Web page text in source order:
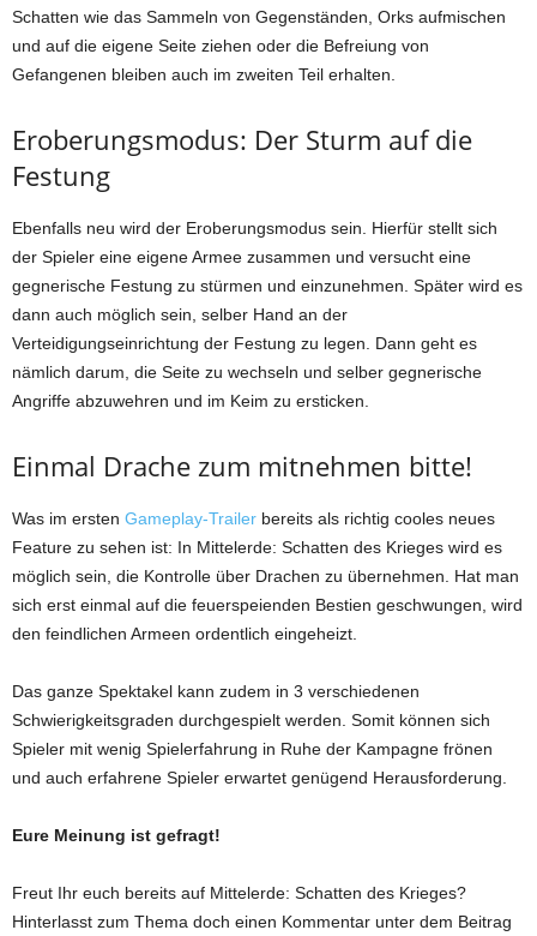
Schatten wie das Sammeln von Gegenständen, Orks aufmischen
und auf die eigene Seite ziehen oder die Befreiung von
Gefangenen bleiben auch im zweiten Teil erhalten.
Eroberungsmodus: Der Sturm auf die
Festung
Ebenfalls neu wird der Eroberungsmodus sein. Hierfür stellt sich
der Spieler eine eigene Armee zusammen und versucht eine
gegnerische Festung zu stürmen und einzunehmen. Später wird es
dann auch möglich sein, selber Hand an der
Verteidigungseinrichtung der Festung zu legen. Dann geht es
nämlich darum, die Seite zu wechseln und selber gegnerische
Angriffe abzuwehren und im Keim zu ersticken.
Einmal Drache zum mitnehmen bitte!
Was im ersten Gameplay-Trailer bereits als richtig cooles neues
Feature zu sehen ist: In Mittelerde: Schatten des Krieges wird es
möglich sein, die Kontrolle über Drachen zu übernehmen. Hat man
sich erst einmal auf die feuerspeienden Bestien geschwungen, wird
den feindlichen Armeen ordentlich eingeheizt.
Das ganze Spektakel kann zudem in 3 verschiedenen
Schwierigkeitsgraden durchgespielt werden. Somit können sich
Spieler mit wenig Spielerfahrung in Ruhe der Kampagne frönen
und auch erfahrene Spieler erwartet genügend Herausforderung.
Eure Meinung ist gefragt!
Freut Ihr euch bereits auf Mittelerde: Schatten des Krieges?
Hinterlasst zum Thema doch einen Kommentar unter dem Beitrag